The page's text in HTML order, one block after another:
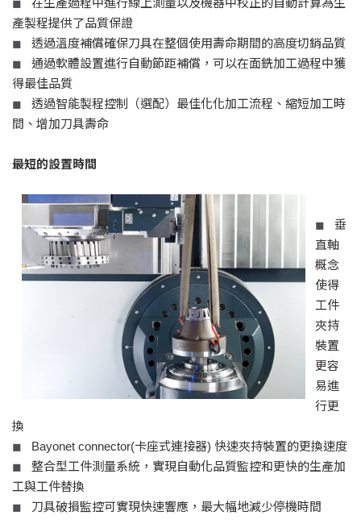
◼ 在生產過程中進行線上測量以及機器中校正的自動計算為生
產製程提供了品質保證
◼ 透過溫度補償確保刀具在整個使用壽命期間的高度切銷品質
◼ 通過軟體設置進行自動節距補償，可以在面銑加工過程中獲
得最佳品質
◼ 透過智能製程控制（選配）最佳化化加工流程、縮短加工時
間、增加刀具壽命
最短的設置時間
◼ 垂
直軸
概念
使得
工件
夾持
裝置
更容
易進
行更
換
◼ Bayonet connector(卡座式連接器) 快速夾持裝置的更換速度
◼ 整合型工件測量系統，實現自動化品質監控和更快的生產加
工與工件替換
◼ 刀具破損監控可實現快速響應，最大幅地減少停機時間